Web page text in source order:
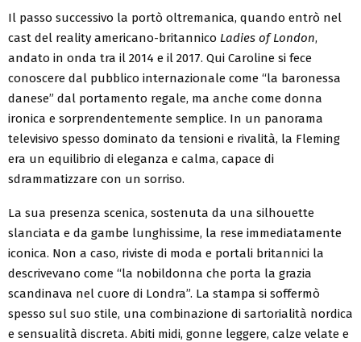
Il passo successivo la portò oltremanica, quando entrò nel
cast del reality americano-britannico Ladies of London,
andato in onda tra il 2014 e il 2017. Qui Caroline si fece
conoscere dal pubblico internazionale come “la baronessa
danese” dal portamento regale, ma anche come donna
ironica e sorprendentemente semplice. In un panorama
televisivo spesso dominato da tensioni e rivalità, la Fleming
era un equilibrio di eleganza e calma, capace di
sdrammatizzare con un sorriso.
La sua presenza scenica, sostenuta da una silhouette
slanciata e da gambe lunghissime, la rese immediatamente
iconica. Non a caso, riviste di moda e portali britannici la
descrivevano come “la nobildonna che porta la grazia
scandinava nel cuore di Londra”. La stampa si soffermò
spesso sul suo stile, una combinazione di sartorialità nordica
e sensualità discreta. Abiti midi, gonne leggere, calze velate e